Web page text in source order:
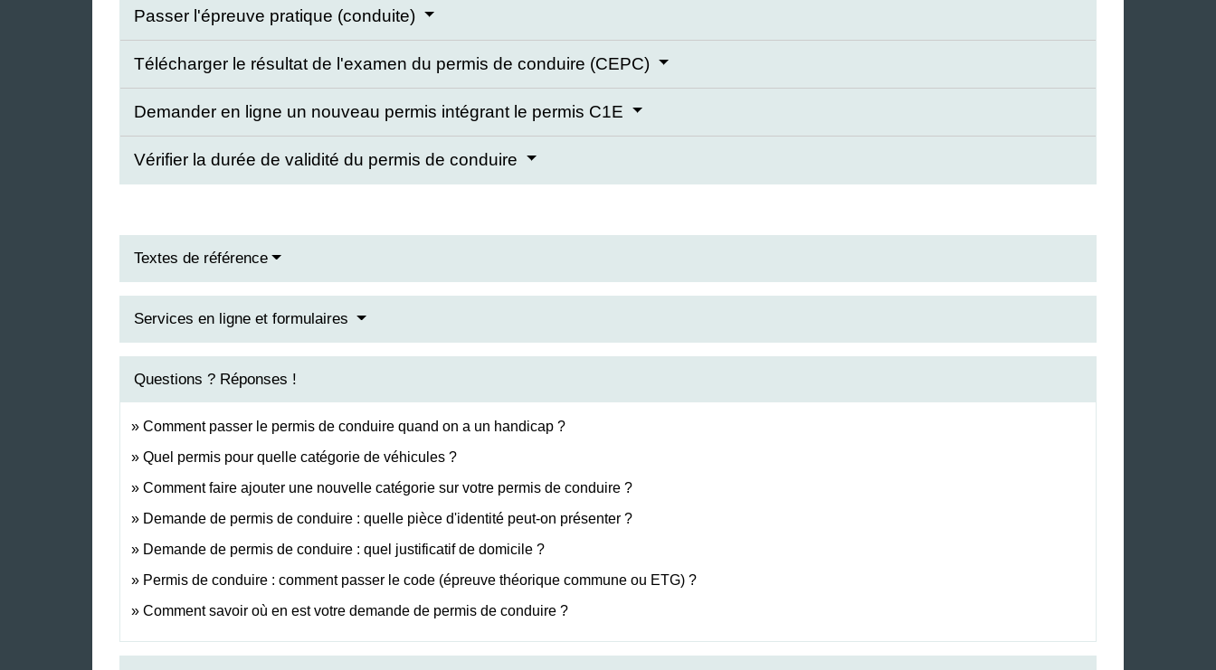
Passer l'épreuve pratique (conduite)
Télécharger le résultat de l'examen du permis de conduire (CEPC)
Demander en ligne un nouveau permis intégrant le permis C1E
Vérifier la durée de validité du permis de conduire
Textes de référence
Services en ligne et formulaires
Questions ? Réponses !
Comment passer le permis de conduire quand on a un handicap ?
Quel permis pour quelle catégorie de véhicules ?
Comment faire ajouter une nouvelle catégorie sur votre permis de conduire ?
Demande de permis de conduire : quelle pièce d'identité peut-on présenter ?
Demande de permis de conduire : quel justificatif de domicile ?
Permis de conduire : comment passer le code (épreuve théorique commune ou ETG) ?
Comment savoir où en est votre demande de permis de conduire ?